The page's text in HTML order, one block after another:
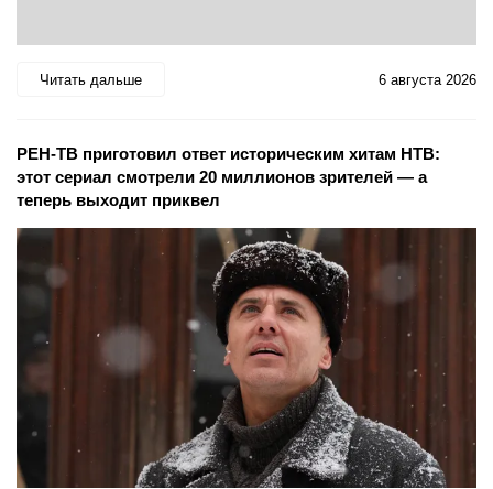
Читать дальше 6 августа 2026
РЕН-ТВ приготовил ответ историческим хитам НТВ:
этот сериал смотрели 20 миллионов зрителей — а
теперь выходит приквел